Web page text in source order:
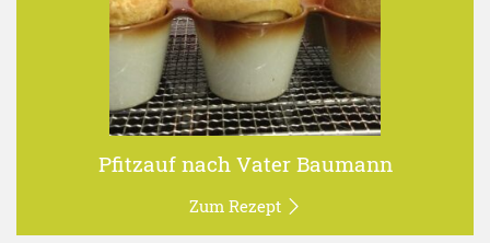
Pfitzauf nach Vater Baumann
Zum Rezept